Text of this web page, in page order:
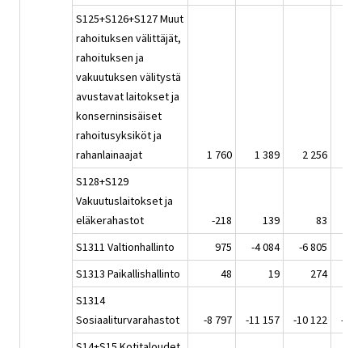
S125+S126+S127 Muut
rahoituksen välittäjät,
rahoituksen ja
vakuutuksen välitystä
avustavat laitokset ja
konserninsisäiset
rahoitusyksiköt ja
rahanlainaajat
1 760 1 389 2 256
S128+S129
Vakuutuslaitokset ja
eläkerahastot
-218 139 83
S1311 Valtionhallinto
975 -4 084 -6 805
S1313 Paikallishallinto
48 19 274
S1314
Sosiaaliturvarahastot
-8 797 -11 157 -10 122
-11